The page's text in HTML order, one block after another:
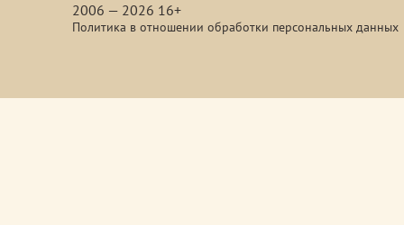
2006 — 2026 16+
Политика в отношении обработки персональных данных